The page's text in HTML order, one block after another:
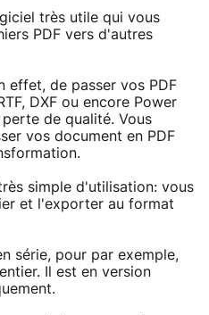
très utile qui vous
PDF vers d'autres
effet, de passer vos PDF
DXF ou encore Power
de qualité. Vous
vos document en PDF
simple d'utilisation: vous
et l'exporter au format
série, pour par exemple,
Il est en version